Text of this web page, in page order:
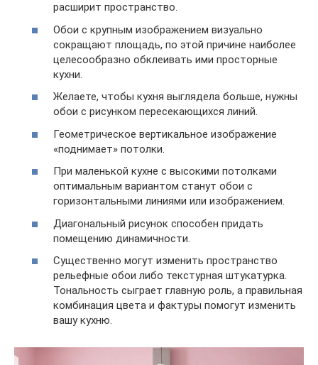
расширит пространство.
Обои с крупным изображением визуально
сокращают площадь, по этой причине наиболее
целесообразно обклеивать ими просторные
кухни.
Желаете, чтобы кухня выглядела больше, нужны
обои с рисунком пересекающихся линий.
Геометрическое вертикальное изображение
«поднимает» потолки.
При маленькой кухне с высокими потолками
оптимальным вариантом станут обои с
горизонтальными линиями или изображением.
Диагональный рисунок способен придать
помещению динамичности.
Существенно могут изменить пространство
рельефные обои либо текстурная штукатурка.
Тональность сыграет главную роль, а правильная
комбинация цвета и фактуры помогут изменить
вашу кухню.